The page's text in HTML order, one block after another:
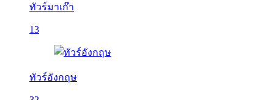
ทัวร์มาเก๊า
13
ทัวร์อังกฤษ